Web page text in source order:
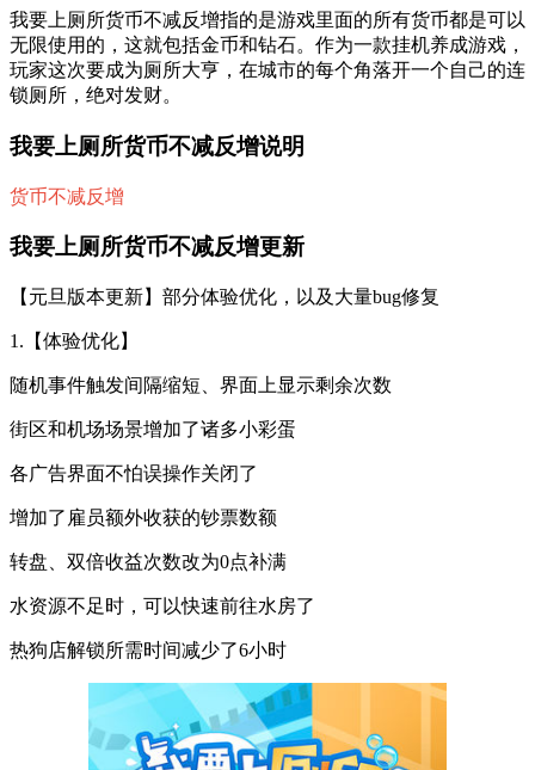
我要上厕所货币不减反增指的是游戏里面的所有货币都是可以
无限使用的，这就包括金币和钻石。作为一款挂机养成游戏，
玩家这次要成为厕所大亨，在城市的每个角落开一个自己的连
锁厕所，绝对发财。
我要上厕所货币不减反增说明
货币不减反增
我要上厕所货币不减反增更新
【元旦版本更新】部分体验优化，以及大量bug修复
1.【体验优化】
随机事件触发间隔缩短、界面上显示剩余次数
街区和机场场景增加了诸多小彩蛋
各广告界面不怕误操作关闭了
增加了雇员额外收获的钞票数额
转盘、双倍收益次数改为0点补满
水资源不足时，可以快速前往水房了
热狗店解锁所需时间减少了6小时